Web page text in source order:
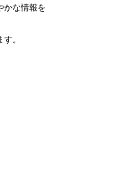
かな情報を
。